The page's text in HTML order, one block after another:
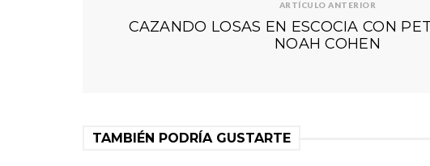
ARTÍCULO ANTERIOR
CAZANDO LOSAS EN ESCOCIA CON
NOAH COHEN
TAMBIÉN PODRÍA GUSTARTE